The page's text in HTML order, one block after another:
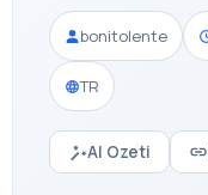
bonitolente
TR
AI Ozeti